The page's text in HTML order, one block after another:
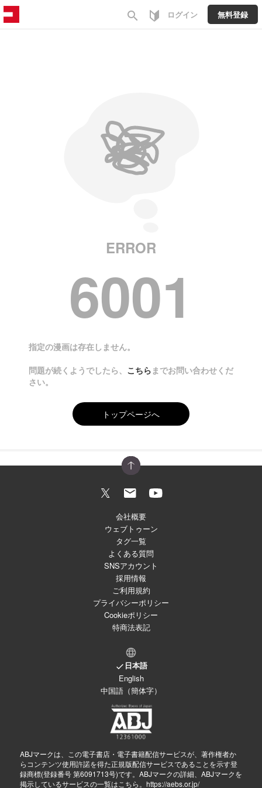
search ログイン 無料登録
ERROR
6001
指定の漫画は存在しません。
問題が続くようでしたら、 こちらまでお問い合わせくだ
さい。
トップページへ
会社概要
ウェブトゥーン
タグ一覧
よくある質問
SNSアカウント
採用情報
ご利用規約
プライバシーポリシー
Cookieポリシー
特商法表記
日本語
English
中国語（簡体字）
ABJマークは、この電子書店・電子書籍配信サービスが、著作権者か
らコンテンツ使用許諾を得た正規版配信サービスであることを示す登
録商標(登録番号 第6091713号)です。ABJマークの詳細、ABJマークを
掲示しているサービスの一覧はこちら。 https://aebs.or.jp/